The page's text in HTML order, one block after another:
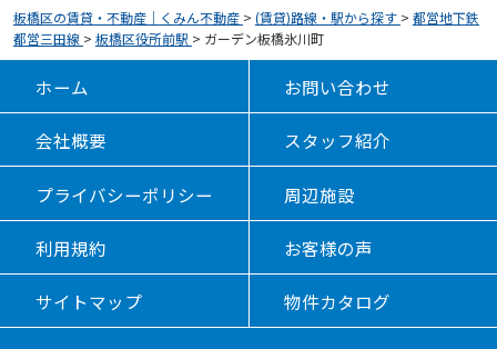
板橋区の賃貸・不動産｜くみん不動産 > (賃貸)路線・駅から探す > 都営地下鉄
都営三田線 > 板橋区役所前駅 > ガーデン板橋氷川町
ホーム お問い合わせ
会社概要 スタッフ紹介
プライバシーポリシー 周辺施設
利用規約 お客様の声
サイトマップ 物件カタログ